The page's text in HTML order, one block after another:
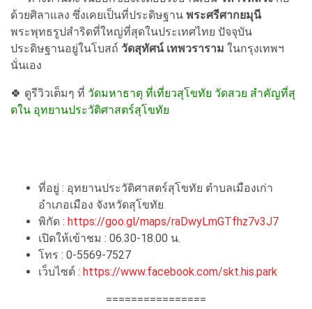
ด้วยศิลาแลง ซึ่งเคยเป็นที่ประดิษฐาน พระศรีศากยมุนี
พระพุทธรูปสำริดที่ใหญ่ที่สุดในประเทศไทย ปัจจุบัน
ประดิษฐานอยู่ในโบสถ์ วัดสุทัศน์ เทพวราราม ในกรุงเทพฯ
นั่นเอง
🍀 ดูรีวิวเต็มๆ ที่ วัดมหาธาตุ ที่เที่ยวสุโขทัย วัดสวย สำคัญที่สุ
ดใน อุทยานประวัติศาสตร์สุโขทัย
ที่อยู่ : อุทยานประวัติศาสตร์สุโขทัย ตำบลเมืองเก่า
อำเภอเมือง จังหวัดสุโขทัย
พิกัด : https://goo.gl/maps/raDwyLmGTfhz7v3J7
เปิดให้เข้าชม : 06.30-18.00 น.
โทร : 0-5569-7527
เว็บไซต์ : https://www.facebook.com/skt.his.park
================